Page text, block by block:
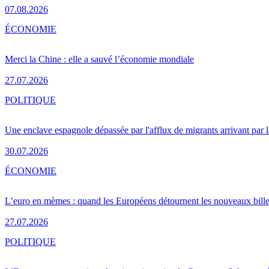
07.08.2026
Merci la Chine : elle a sauvé l’économie mondiale
27.07.2026
ÉCONOMIE
Une enclave espagnole dépassée par l'afflux de migrants arrivant par
30.07.2026
POLITIQUE
L’euro en mèmes : quand les Européens détournent les nouveaux
27.07.2026
ÉCONOMIE
POLITIQUE